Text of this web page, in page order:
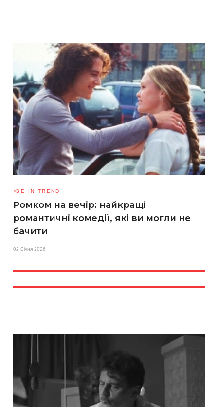
BE IN TREND
Ромком на вечір: найкращі
романтичні комедії, які ви могли не
бачити
02 Січня 2026